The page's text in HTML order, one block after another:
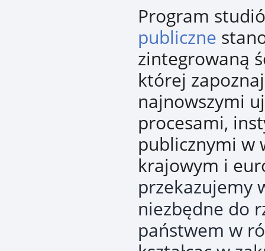
Program
publiczne
zintegrowaną
której
najnowszymi
procesami,
publicznymi w
krajowym i
przekazujemy
niezbędne do
państwem w